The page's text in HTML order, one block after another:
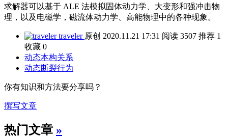
求解器可以基于 ALE 法模拟固体动力学、大变形和强冲击物
理，以及电磁学，磁流体动力学、高能物理中的各种现象。
traveler 原创 2020.11.21 17:31 阅读 3507 推荐 1
收藏 0
动态本构关系
动态断裂行为
你有知识和方法要分享吗？
撰写文章
热门文章 »